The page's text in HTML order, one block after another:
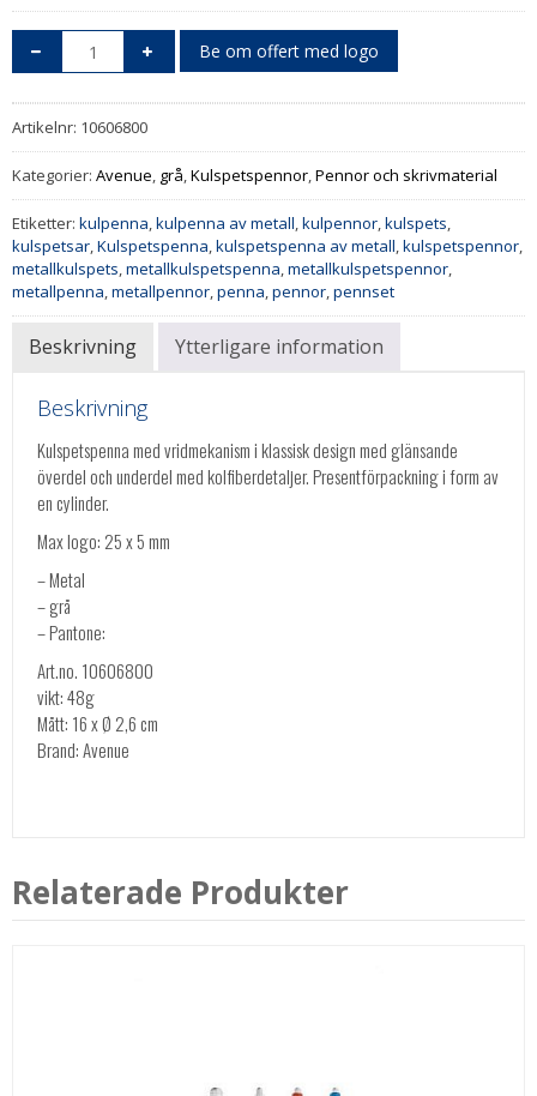
Be om offert med logo
Artikelnr: 10606800
Kategorier: Avenue, grå,Kulspetspennor,Pennor och skrivmaterial
Etiketter: kulpenna,kulpenna av metall,kulpennor,kulspets,
kulspetsar,Kulspetspenna,kulspetspenna av metall,kulspetspennor,
metallkulspets,metallkulspetspenna,metallkulspetspennor,
metallpenna,metallpennor,penna,pennor,pennset
Beskrivning Ytterligare information
Beskrivning
Kulspetspenna med vridmekanism i klassisk design med glänsande
överdel och underdel med kolfiberdetaljer. Presentförpackning i form av
en cylinder.
Max logo: 25 x 5 mm
– Metal
– grå
– Pantone:
Art.no. 10606800
vikt: 48g
Mått: 16 x Ø 2,6 cm
Brand: Avenue
Relaterade Produkter